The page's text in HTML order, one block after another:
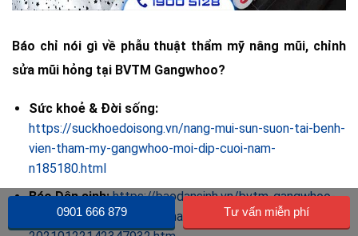
Báo chỉ nói gì về phẫu thuật thẩm mỹ nâng mũi, chỉnh
sửa mũi hỏng tại BVTM Gangwhoo?
Sức khoẻ & Đời sống:
https://suckhoedoisong.vn/nang-mui-sun-suon-tai-benh-
vien-tham-my-gangwhoo-moi-dip-cuoi-nam-
n185180.html
Báo Dân sinh: https://baodansinh.vn/bvtm-gangwhoo-
he-lo-ky-thuat-nang-mui-nanoform-doc-quyen-
0901 666 879 Tư vấn miễn phí